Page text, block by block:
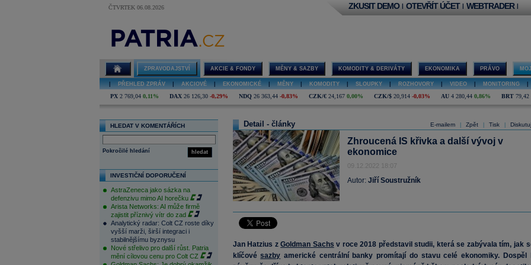
ČTVRTEK 06.08.2026 ZKUSIT DEMO | OTEVŘÍT ÚČET | WEBTRADER |
ZPRAVODAJSTVÍ AKCIE & FONDY MĚNY & SAZBY KOMODITY & DERIVÁTY EKONOMIKA PRÁVO
PŘEHLED ZPRÁV AKCIOVÉ EKONOMICKÉ MĚNY KOMODITY SLOUPKY ROZHOVORY VIDEO MONITORING
PX 2 769,04 0,11% DAX 26 126,30 -0,29% NDQ 26 363,44 -0,83% CZK/€ 24,167 0,00% CZK/$ 20,914 -0,03% AU 4 280,44 0,86% BRT 79,42
HLEDAT V KOMENTÁŘÍCH
hledat
Pokročilé hledání
INVESTIČNÍ DOPORUČENÍ
AstraZeneca jako sázka na
defenzivu mimo AI horečku
Arista Networks: AI může firmě
zajistit příznivý vítr do zad
Analytický radar: Colt CZ roste díky
vyšší marži, širší integraci i
stabilnějšímu byznysu
Nové střelivo pro další růst. Patria
mění cílovou cenu pro Colt CZ
E-mailem Zpět Tisk Diskutuj
Detail - články
Zhroucená IS křivka a další vývoj v
ekonomice
09.12.2022 18:07
Autor: Jiří Soustružník
Jan Hatzius zGoldman Sachs v roce 2018 představil studii, která se zabývala tím, jak
klíčovésazby americké centrální banky promítají do stavu celé ekonomiky. Dospěl